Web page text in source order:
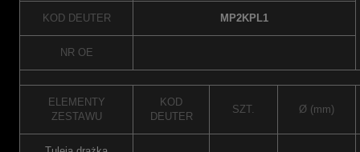
KOD DEUTER MP2KPL1
NR OE
ELEMENTY
ZESTAWU
KOD
DEUTER
SZT. Ø (mm)